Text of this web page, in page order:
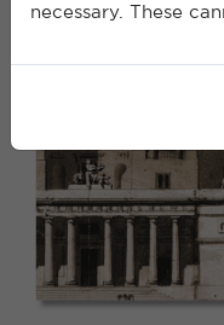
necessary. These